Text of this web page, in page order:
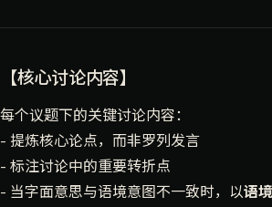
【核心讨论内容】
每个议题下的关键讨论内容：
- 提炼核心论点，而非罗列发言
- 标注讨论中的重要转折点
- 当字面意思与语境意图不一致时，以语